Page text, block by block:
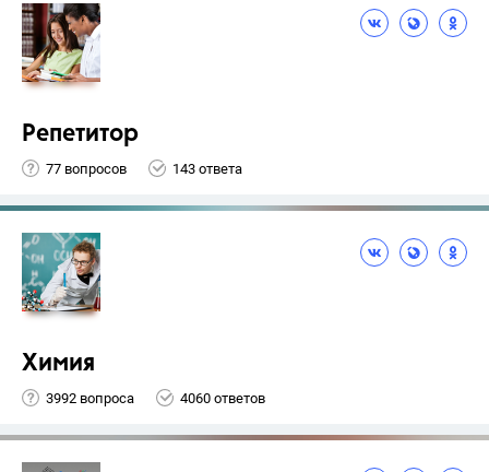
Репетитор
77 вопросов 143 ответа
Химия
3992 вопроса 4060 ответов